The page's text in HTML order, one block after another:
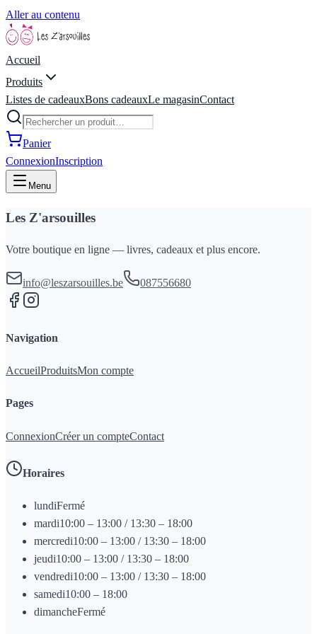
Aller au contenu
Accueil
Produits
Listes de cadeauxBons cadeauxLe magasinContact
Panier
ConnexionInscription
Menu
Les Z'arsouilles
Votre boutique en ligne — livres, cadeaux et plus encore.
info@leszarsouilles.be 087556680
Navigation
AccueilProduitsMon compte
Pages
ConnexionCréer un compteContact
Horaires
lundiFermé
mardi10:00 – 13:00 / 13:30 – 18:00
mercredi10:00 – 13:00 / 13:30 – 18:00
jeudi10:00 – 13:00 / 13:30 – 18:00
vendredi10:00 – 13:00 / 13:30 – 18:00
samedi10:00 – 18:00
dimancheFermé